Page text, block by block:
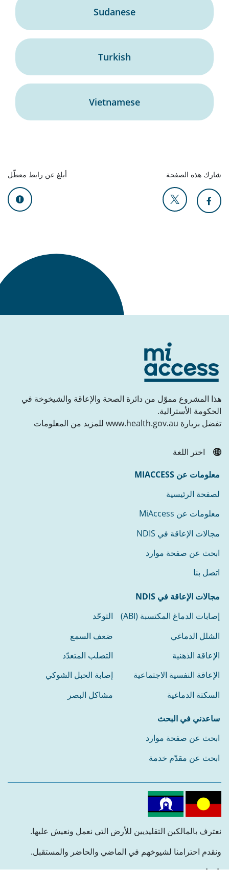
Sudanese
Turkish
Vietnamese
شارك هذه الصفحة أبلغ عن رابط معطّل
هذا المشروع مموّل من دائرة الصحة والإعاقة والشيخوخة في
الحكومة الأسترالية.
تفضل بزيارة www.health.gov.au للمزيد من المعلومات
اختر اللغة
معلومات عن MIACCESS
لصفحة الرئيسية
معلومات عن MiAccess
مجالات الإعاقة في NDIS
ابحث عن صفحة موارد
اتصل بنا
مجالات الإعاقة في NDIS
إصابات الدماغ المكتسبة (ABI)
التوحّد
الشلل الدماغي
ضعف السمع
الإعاقة الذهنية
التصلب المتعدّد
الإعاقة النفسية الاجتماعية
إصابة الحبل الشوكي
السكتة الدماغية
مشاكل البصر
ساعدني في البحث
ابحث عن صفحة موارد
ابحث عن مقدّم خدمة
نعترف بالمالكين التقليديين للأرض التي نعمل ونعيش عليها.
ونقدم احترامنا لشيوخهم في الماضي والحاضر والمستقبل.
تابعنا